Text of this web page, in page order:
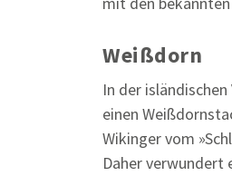
Weißdorn
In der
einen
Wikinger vom
Daher verwundert